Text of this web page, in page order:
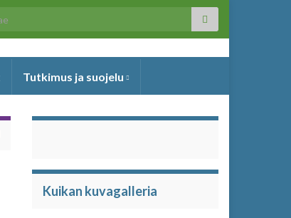
for:
Tutkimus ja suojelu
Kuikan kuvagalleria